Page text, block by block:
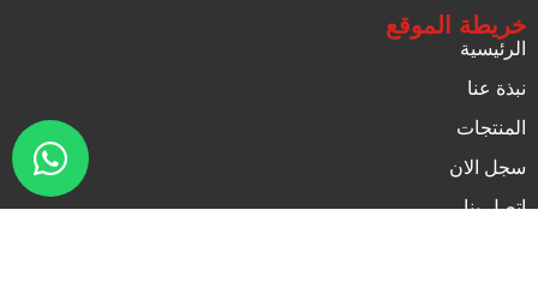
خريطة الموقع
الرئيسية
نبذة عنا
المنتجات
سجل الان
اتصل بنا